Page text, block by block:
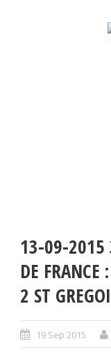
13-09-2015
DE
2 ST
19 Sep 2015